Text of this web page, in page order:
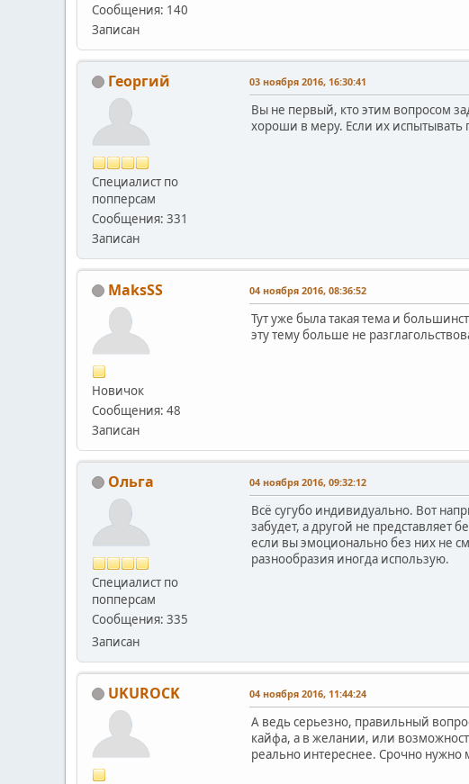
Сообщения: 140
Записан
Георгий
Специалист по
попперсам
Сообщения: 331
Записан
03 ноября 2016, 16:30:41
Вы не первый, кто этим вопросом
хороши в меру. Если их испытывать
MaksSS
Новичок
Сообщения: 48
Записан
04 ноября 2016, 08:36:52
Тут уже была такая тема и
эту тему больше не
Ольга
Специалист по
попперсам
Сообщения: 335
Записан
04 ноября 2016, 09:32:12
Всё сугубо индивидуально. Вот
забудет, а другой не представляет
если вы эмоционально без них не
разнообразия иногда использую.
UKUROCK 04 ноября 2016, 11:44:24
А ведь серьезно, правильный
кайфа, а в желании, или
реально интереснее. Срочно нужно